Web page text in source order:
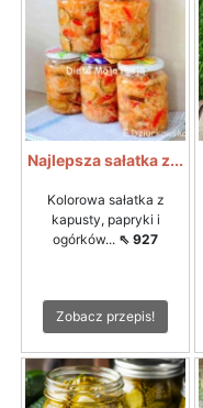
Najlepsza sałatka z...
Kolorowa sałatka z
kapusty, papryki i
ogórków... ⇖ 927
Zobacz przepis!